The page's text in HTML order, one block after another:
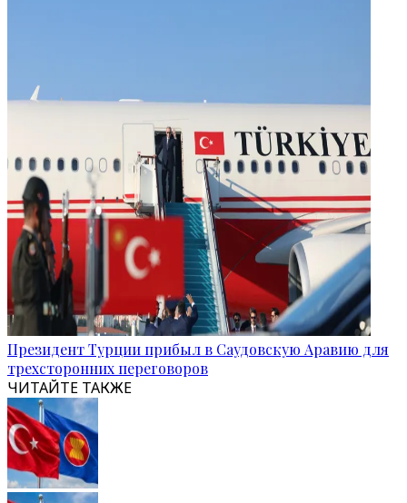
Президент Турции прибыл в Саудовскую Аравию для
трехсторонних переговоров
ЧИТАЙТЕ ТАКЖЕ